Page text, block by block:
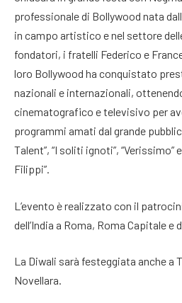
professionale di Bollywood nata
in campo artistico e nel settore
fondatori, i fratelli Federico e
loro Bollywood ha conquistato
nazionali e internazionali,
cinematografico e televisivo per
programmi amati dal grande
Talent”, “I soliti ignoti”, “Verissimo”
Filippi”.
L’evento è realizzato con il
dell’India a Roma, Roma Capitale e
La Diwali sarà festeggiata anche a
Novellara.